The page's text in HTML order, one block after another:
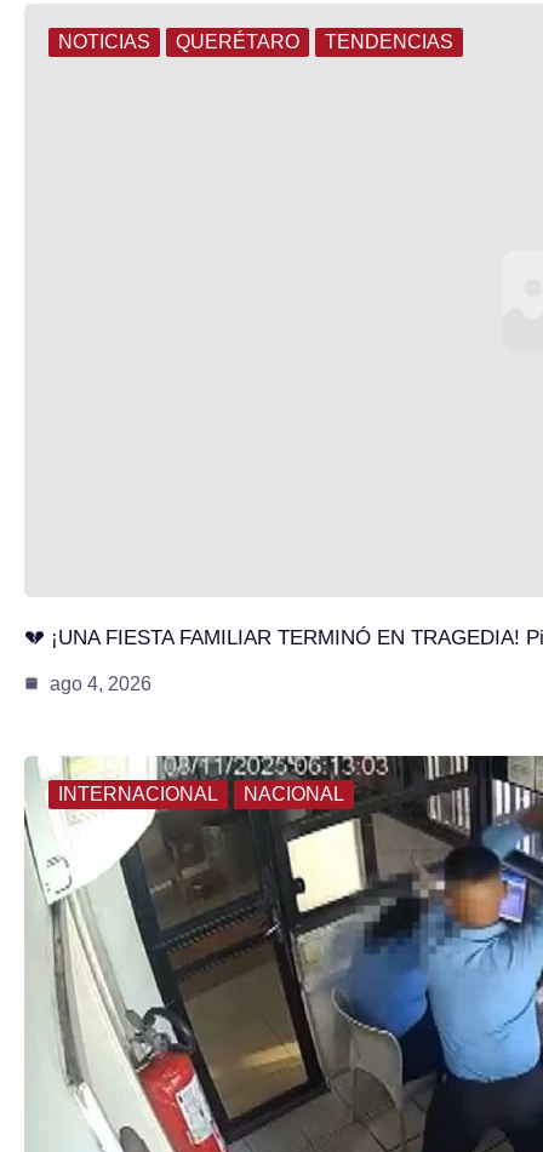
NOTICIAS QUERÉTARO TENDENCIAS
💔 ¡UNA FIESTA FAMILIAR TERMINÓ EN TRAGEDIA!
ago 4, 2026
INTERNACIONAL NACIONAL